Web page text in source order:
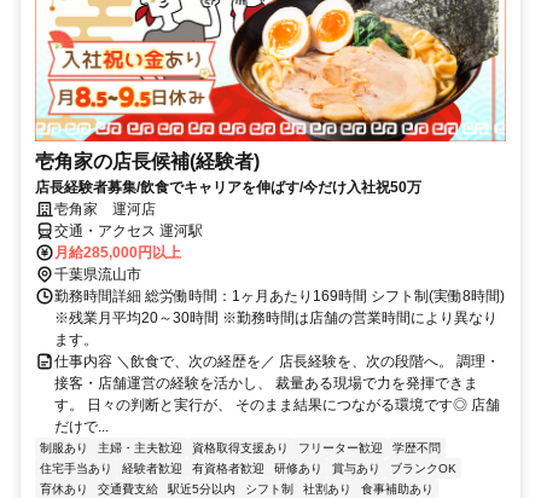
壱角家の店長候補(経験者)
店長経験者募集/飲食でキャリアを伸ばす/今だけ入社祝50万
壱角家 運河店
交通・アクセス 運河駅
月給285,000円以上
千葉県流山市
勤務時間詳細 総労働時間：1ヶ月あたり169時間 シフト制(実働8時間)
※残業月平均20～30時間 ※勤務時間は店舗の営業時間により異なり
ます。
仕事内容 ＼飲食で、次の経歴を／ 店長経験を、次の段階へ。 調理・
接客・店舗運営の経験を活かし、 裁量ある現場で力を発揮できま
す。 日々の判断と実行が、 そのまま結果につながる環境です◎ 店舗
だけで...
制服あり 主婦・主夫歓迎 資格取得支援あり フリーター歓迎
学歴不問
住宅手当あり
経験者歓迎 有資格者歓迎 研修あり 賞与あり
ブランクOK
育休あり
交通費支給 駅近5分以内 シフト制 社割あり
食事補助あり